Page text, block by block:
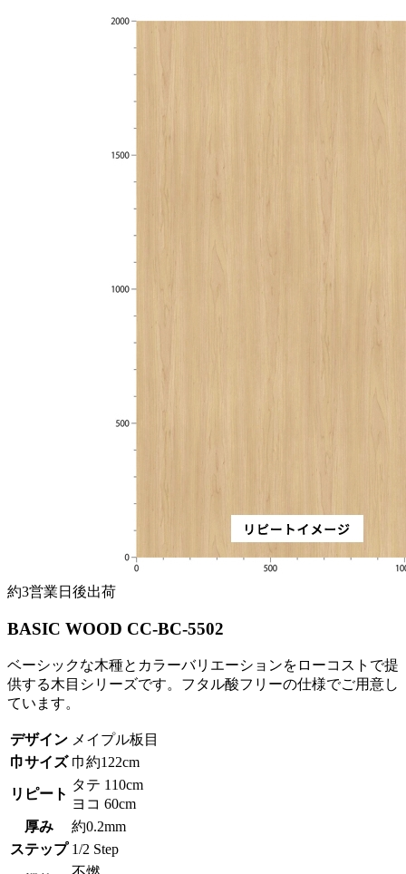
約3営業日後出荷
BASIC WOOD CC-BC-5502
ベーシックな木種とカラーバリエーションをローコストで提
供する木目シリーズです。フタル酸フリーの仕様でご用意し
ています。
デザイン メイプル板目
巾サイズ 巾約122cm
リピート
タテ 110cm
ヨコ 60cm
厚み
約0.2mm
ステップ 1/2 Step